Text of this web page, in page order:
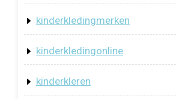
kinderkledingmerken
kinderkledingonline
kinderkleren